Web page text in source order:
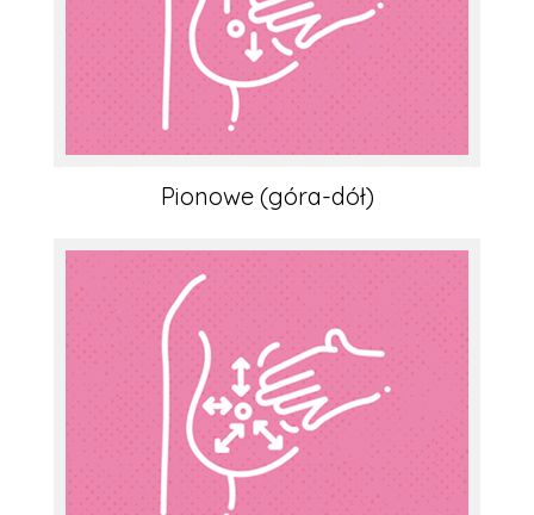
Pionowe (góra-dół)